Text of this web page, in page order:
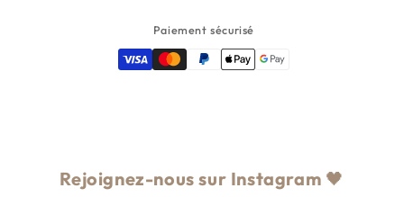
Paiement sécurisé
Rejoignez-nous sur Instagram 🖤